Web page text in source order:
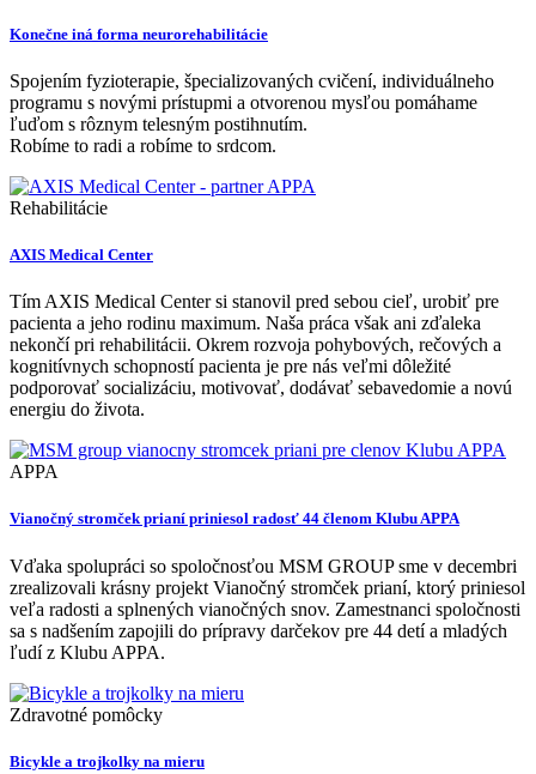
Konečne iná forma neurorehabilitácie
Spojením fyzioterapie, špecializovaných cvičení, individuálneho
programu s novými prístupmi a otvorenou mysľou pomáhame
ľuďom s rôznym telesným postihnutím.
Robíme to radi a robíme to srdcom.
Rehabilitácie
AXIS Medical Center
Tím AXIS Medical Center si stanovil pred sebou cieľ, urobiť pre
pacienta a jeho rodinu maximum. Naša práca však ani zďaleka
nekončí pri rehabilitácii. Okrem rozvoja pohybových, rečových a
kognitívnych schopností pacienta je pre nás veľmi dôležité
podporovať socializáciu, motivovať, dodávať sebavedomie a novú
energiu do života.
APPA
Vianočný stromček prianí priniesol radosť 44 členom Klubu APPA
Vďaka spolupráci so spoločnosťou MSM GROUP sme v decembri
zrealizovali krásny projekt Vianočný stromček prianí, ktorý priniesol
veľa radosti a splnených vianočných snov. Zamestnanci spoločnosti
sa s nadšením zapojili do prípravy darčekov pre 44 detí a mladých
ľudí z Klubu APPA.
Zdravotné pomôcky
Bicykle a trojkolky na mieru